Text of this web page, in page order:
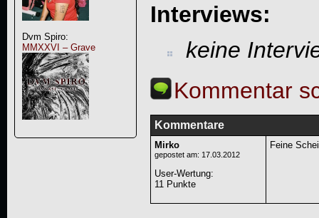
Dvm Spiro:
MMXXVI – Grave
Interviews:
keine
Kommentar
Kommentare
Mirko
gepostet am: 17.03.2012
User-Wertung:
11 Punkte
Feine